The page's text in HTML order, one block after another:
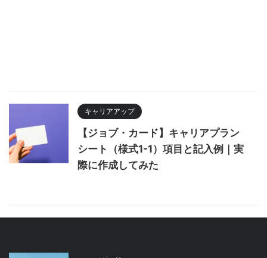
キャリアアップ
【ジョブ・カード】キャリアプラン
シート（様式1-1）項目と記入例｜実
際に作成してみた